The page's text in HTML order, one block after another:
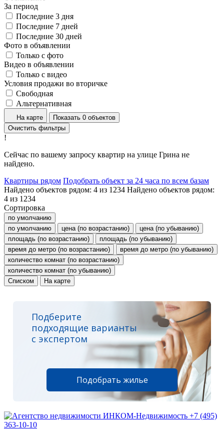
За период
Последние 3 дня
Последние 7 дней
Последние 30 дней
Фото в объявлении
Только с фото
Видео в объявлении
Только с видео
Условия продажи во вторичке
Свободная
Альтернативная
На карте
Показать 0 объектов
Очистить фильтры
!
Сейчас по вашему запросу квартир на улице Грина не
найдено.
Квартиры рядом Подобрать объект за 24 часа по всем базам
Найдено объектов рядом: 4 из 1234 Найдено объектов рядом:
4 из 1234
Сортировка
по умолчанию
по умолчанию
цена (по возрастанию)
цена (по убыванию)
площадь (по возрастанию)
площадь (по убыванию)
время до метро (по возрастанию)
время до метро (по убыванию)
количество комнат (по возрастанию)
количество комнат (по убыванию)
Списком
На карте
Подберите
подходящие варианты
с экспертом
Подобрать жилье
+7 (495)
363-10-10